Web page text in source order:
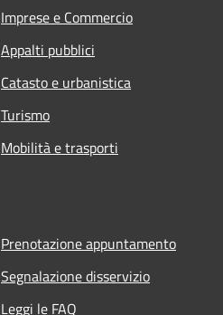
Imprese e Commercio
Appalti pubblici
Catasto e urbanistica
Turismo
Mobilità e trasporti
Prenotazione appuntamento
Segnalazione disservizio
Leggi le FAQ